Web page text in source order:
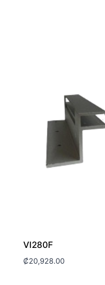
VI280F
₡20,928.00